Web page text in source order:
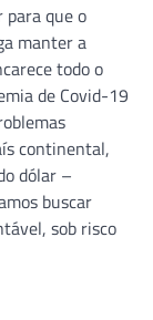
para que o
manter a
todo o
de Covid-19
continental,
dólar –
buscar
sob risco